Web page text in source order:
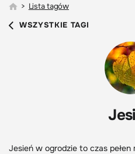
> Lista tagów
WSZYSTKIE TAGI
Jesień w ogrodzie to czas